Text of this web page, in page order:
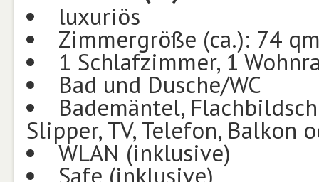
luxuriös
Zimmergröße (ca.): 74
1 Schlafzimmer, 1
Bad und Dusche/WC
Bademäntel,
Slipper, TV, Telefon, Balkon
WLAN (inklusive)
Safe (inklusive)